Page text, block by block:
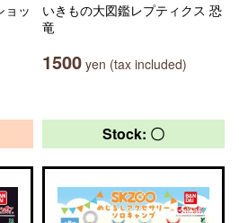
ョッ
いきもの大図鑑レプティクス 恐
竜
1500 yen (tax included)
Stock: 〇